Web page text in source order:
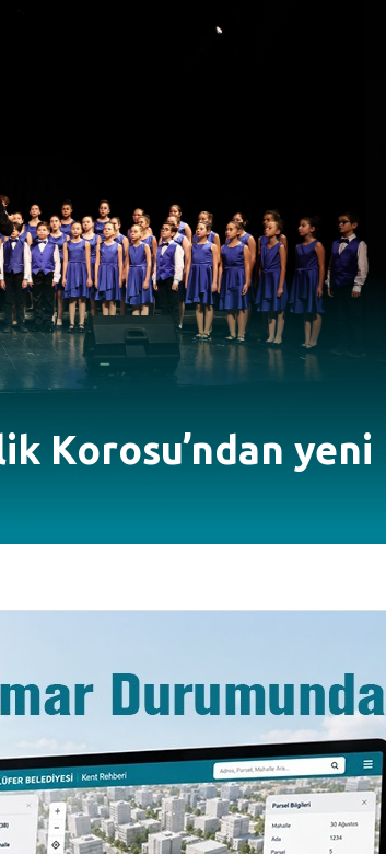
Korosu’ndan yeni
Şef Suat Şahin yönetimindeki
Gençlik Korosu, Nâzım Hikmet
Yardımcısı Dr. Sibel Özer de ilgiyle
sahne performansıyla izleyenlerin
korrepetitör Emirhan Özkaynak eşliğinde